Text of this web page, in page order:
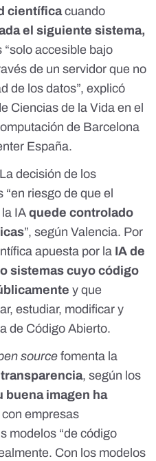
científicacuando
el siguiente sistema,
“solo accesible bajo
de un servidor que no
de los datos”, explicó
Ciencias de la Vida en el
de Barcelona​
España.
La decisión de los
riesgo de que el
IA quede controlado
”, según Valencia. Por
apuesta por la IA de
sistemas cuyo código
y que
estudiar, modificar y
de Código Abierto.
sourcefomenta la
, según los
buena imagen ha
con empresas
modelos “de código
Con los modelos